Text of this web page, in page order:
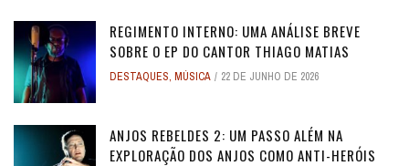
REGIMENTO INTERNO: UMA ANÁLISE BREVE
SOBRE O EP DO CANTOR THIAGO MATIAS
DESTAQUES, MÚSICA 22 DE JUNHO DE 2026
ANJOS REBELDES 2: UM PASSO ALÉM NA
EXPLORAÇÃO DOS ANJOS COMO ANTI-HERÓIS